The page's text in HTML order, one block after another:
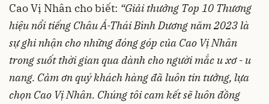
Cao Vị Nhân cho biết: “Giải thưởng Top 10 Thương
hiệu nổi tiếng Châu Á-Thái Bình Dương năm 2023 là
sự ghi nhận cho những đóng góp của Cao Vị Nhân
trong suốt thời gian qua dành cho người mắc u xơ - u
nang. Cảm ơn quý khách hàng đã luôn tin tưởng, lựa
chọn Cao Vị Nhân. Chúng tôi cam kết sẽ luôn đồng